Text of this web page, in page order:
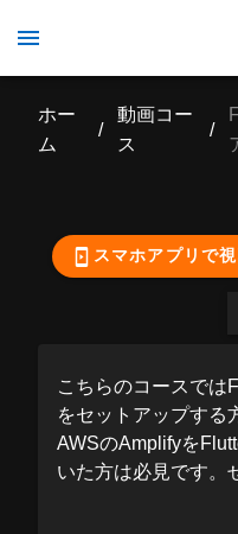
ホー
ム
/
動画コー
ス
/
ここか
スマホアプリで
こちらのコースでは
をセットアップする
AWSのAmplifyを
いた方は必見です。